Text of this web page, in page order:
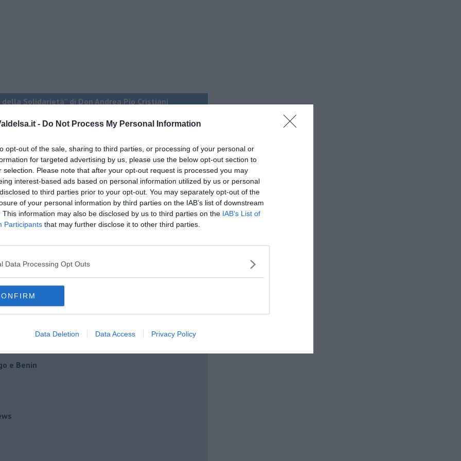
- Do Not Process My Personal Information
opt-out of the sale, sharing to third parties, or processing of your personal or
for targeted advertising by us, please use the below opt-out section to
selection. Please note that after your opt-out request is processed you may
interest-based ads based on personal information utilized by us or personal
to third parties prior to your opt-out. You may separately opt-out of the
of your personal information by third parties on the IAB’s list of downstream
This information may also be disclosed by us to third parties on the IAB’s List of
Participants that may further disclose it to other third parties.
Data Processing Opt Outs
Data Deletion Data Access Privacy Policy
Solidarietà” di Don Andrea Pio Cristiani
dell'odio
per le coppie omosessuali
costume che mi tormenta
e Benin